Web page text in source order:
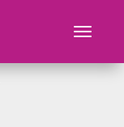
Toggle